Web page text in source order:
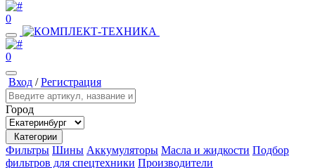
0
0
Вход /Регистрация
Город
Категории
Фильтры Шины Аккумуляторы Масла и жидкости Подбор
фильтров для спецтехники Производители